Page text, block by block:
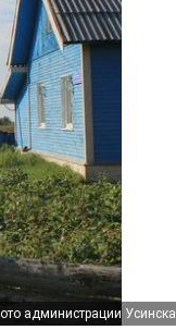
администрации Усинска